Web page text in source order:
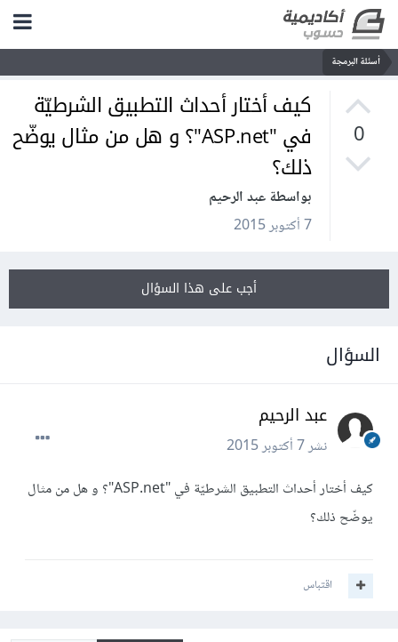
أسئلة البرمجة
0
كيف أختار أحداث التطبيق الشرطيّة
في "ASP.net"؟ و هل من مثال يوضّح
ذلك؟
بواسطة عبد الرحيم
7 أكتوبر 2015
أجب على هذا السؤال
السؤال
عبد الرحيم
نشر7 أكتوبر 2015
كيف أختار أحداث التطبيق الشرطيّة في "ASP.net"؟ و هل من مثال
يوضّح ذلك؟
اقتباس